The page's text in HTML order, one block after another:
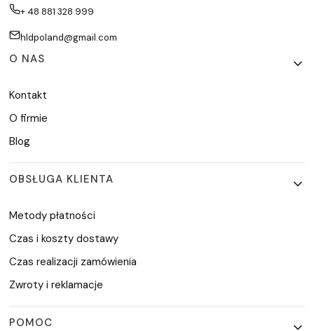
+ 48 881 328 999
hldpoland@gmail.com
Linki w stopce
O NAS
Kontakt
O firmie
Blog
OBSŁUGA KLIENTA
Metody płatności
Czas i koszty dostawy
Czas realizacji zamówienia
Zwroty i reklamacje
POMOC